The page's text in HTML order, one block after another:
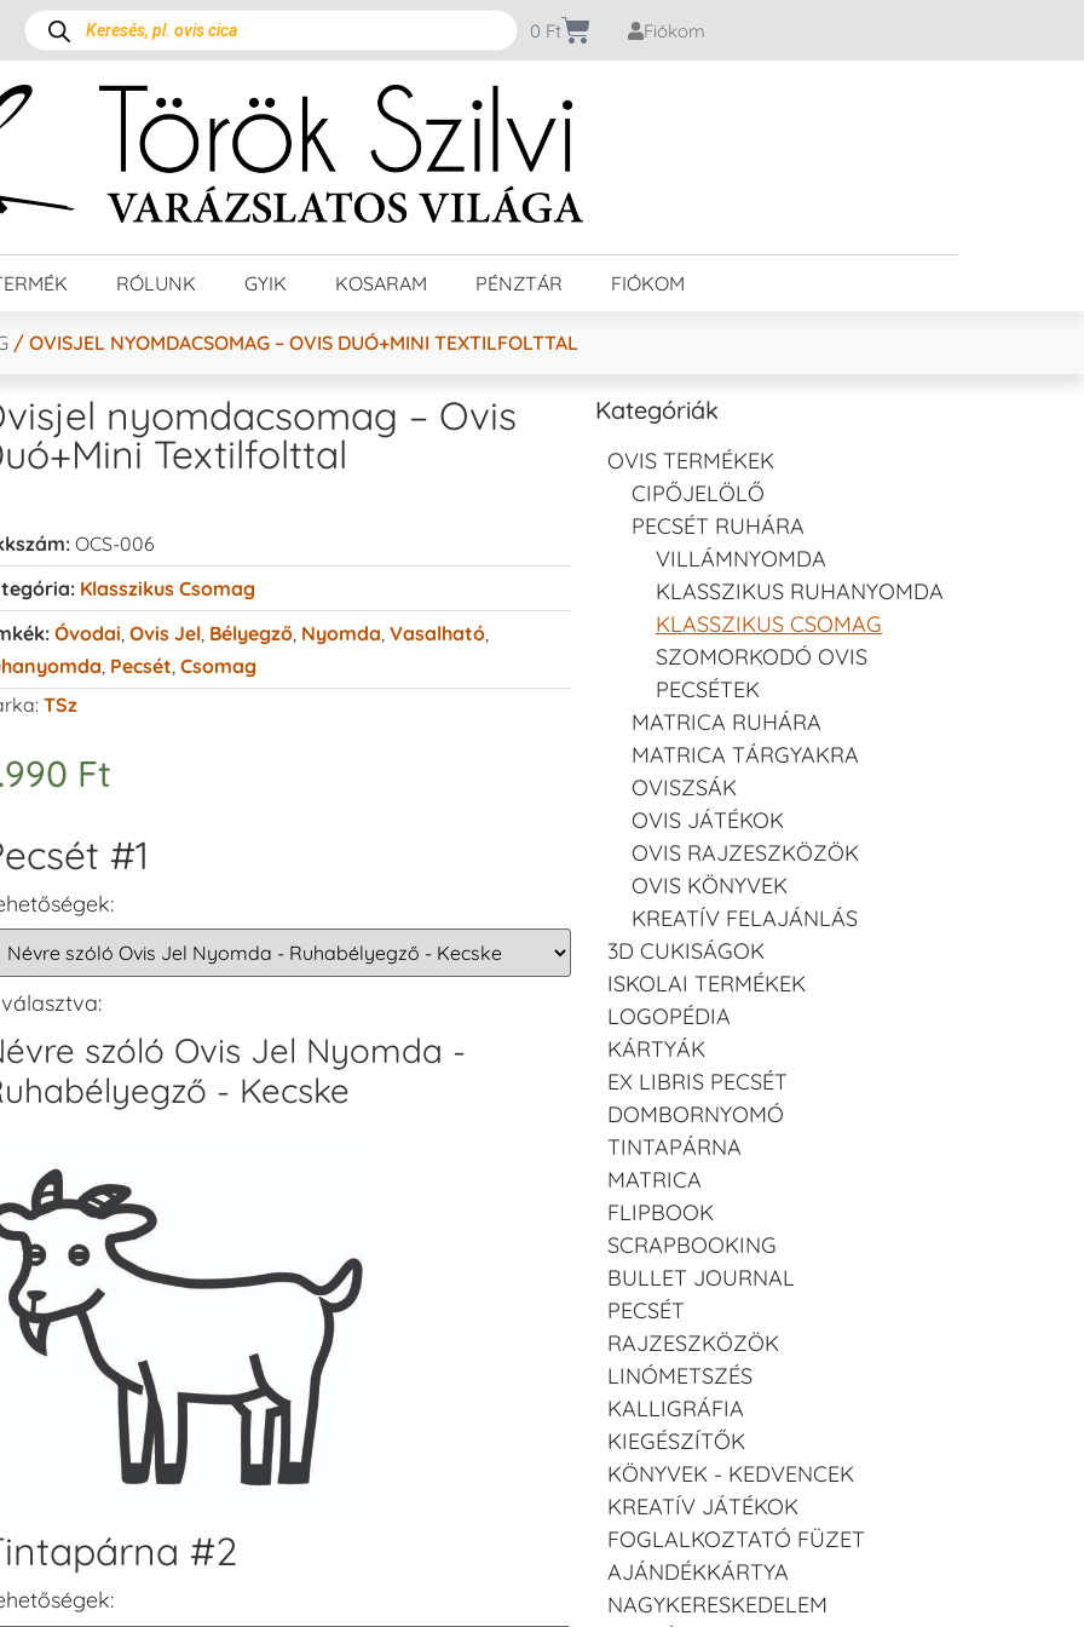
0 Ft Fiókom
RÓLUNK GYIK KOSARAM PÉNZTÁR FIÓKOM
/ OVISJEL NYOMDACSOMAG – OVIS DUÓ+MINI TEXTILFOLTTAL
nyomdacsomag – Ovis
Textilfolttal
OCS-006
Klasszikus Csomag
Óvodai Ovis Jel, Bélyegző, Nyomda Vasalható,
Pecsét Csomag
TSz
Ft
#1
szóló Ovis Jel Nyomda -
- Kecske
#2
Kategóriák
OVIS TERMÉKEK
CIPŐJELÖLŐ
PECSÉT RUHÁRA
VILLÁMNYOMDA
KLASSZIKUS RUHANYOMDA
KLASSZIKUS CSOMAG
SZOMORKODÓ OVIS
PECSÉTEK
MATRICA RUHÁRA
MATRICA TÁRGYAKRA
OVISZSÁK
OVIS JÁTÉKOK
OVIS RAJZESZKÖZÖK
OVIS KÖNYVEK
KREATÍV FELAJÁNLÁS
3D CUKISÁGOK
ISKOLAI TERMÉKEK
LOGOPÉDIA
KÁRTYÁK
EX LIBRIS PECSÉT
DOMBORNYOMÓ
TINTAPÁRNA
MATRICA
FLIPBOOK
SCRAPBOOKING
BULLET JOURNAL
PECSÉT
RAJZESZKÖZÖK
LINÓMETSZÉS
KALLIGRÁFIA
KIEGÉSZÍTŐK
KÖNYVEK - KEDVENCEK
KREATÍV JÁTÉKOK
FOGLALKOZTATÓ FÜZET
AJÁNDÉKKÁRTYA
NAGYKERESKEDELEM